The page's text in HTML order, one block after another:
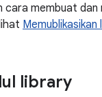
cara membuat
Memublikasikan
library